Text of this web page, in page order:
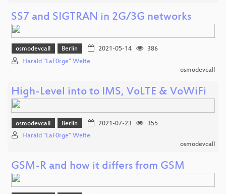
SS7 and SIGTRAN in 2G/3G networks
osmodevcall Berlin 2021-05-14
386
Harald "LaF0rge" Welte
osmodevcall
High-Level into to IMS, VoLTE & VoWiFi
osmodevcall Berlin 2021-07-23
355
Harald "LaF0rge" Welte
osmodevcall
GSM-R and how it differs from GSM